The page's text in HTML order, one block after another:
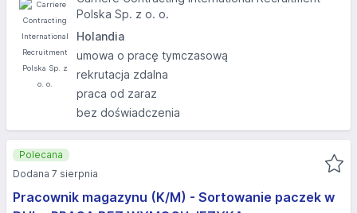
Polska Sp. z o. o.
Holandia
umowa o pracę tymczasową
rekrutacja zdalna
praca od zaraz
bez doświadczenia
Pracownik magazynu (K/M) - Sortowanie paczek w
Polecana
Dodana 7 sierpnia